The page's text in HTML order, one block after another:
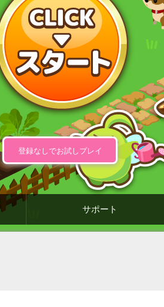
登録なしでお試しプレイ
サポート